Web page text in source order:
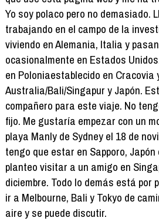
Yo soy polaco pero no demasiado.
trabajando en el campo de la
viviendo en Alemania, Italia y
ocasionalmente en Estados
en Poloniaestablecido en Cracovia
Australia/Bali/Singapur y Japón.
compañero para este viaje. No
fijo. Me gustaría empezar con un
playa Manly de Sydney el 18 de
tengo que estar en Sapporo, Japón
planteo visitar a un amigo en
diciembre. Todo lo demás está por
ir a Melbourne, Bali y Tokyo de
aire y se puede discutir.